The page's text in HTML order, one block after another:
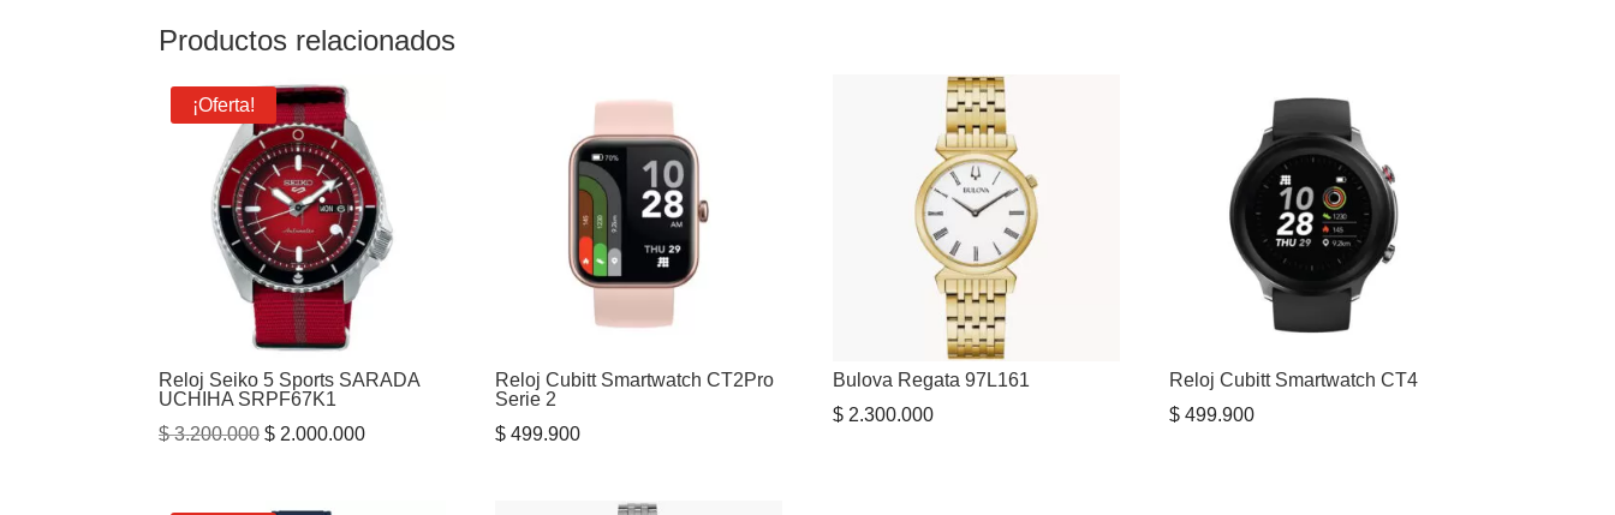
Productos relacionados
¡Oferta!
Reloj Seiko 5 Sports SARADA
UCHIHA SRPF67K1
$3.200.000 El
$ 2.000.000El
Reloj Cubitt Smartwatch CT2Pro
Serie 2
$ 499.900
Bulova Regata 97L161
$2.300.000
Reloj Cubitt Smartwatch CT4
$499.900